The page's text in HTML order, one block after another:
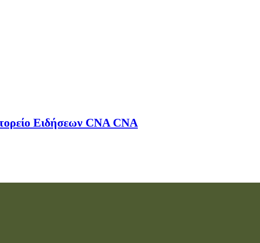
Ειδήσεων CNA CNA